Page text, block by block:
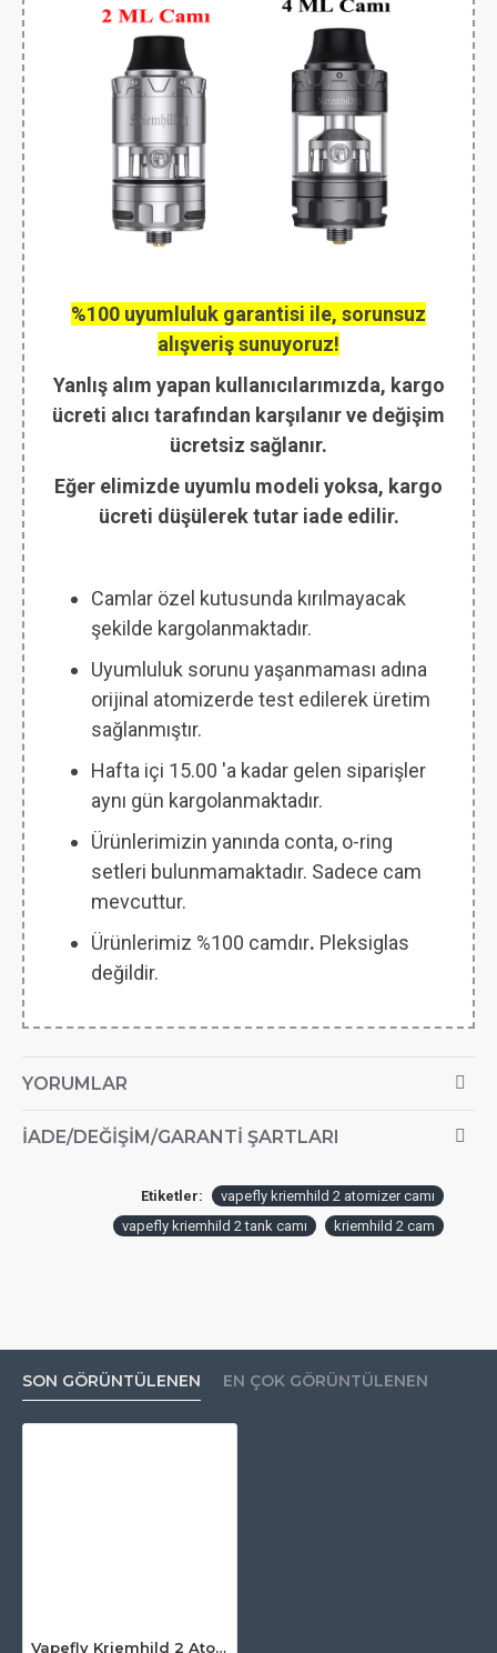
%100 uyumluluk garantisi ile, sorunsuz
alışveriş sunuyoruz!
Yanlış alım yapan kullanıcılarımızda, kargo
ücreti alıcı tarafından karşılanır ve değişim
ücretsiz sağlanır.
Eğer elimizde uyumlu modeli yoksa, kargo
ücreti düşülerek tutar iade edilir.
Camlar özel kutusunda kırılmayacak
şekilde kargolanmaktadır.
Uyumluluk sorunu yaşanmaması adına
orijinal atomizerde test edilerek üretim
sağlanmıştır.
Hafta içi 15.00 'a kadar gelen siparişler
aynı gün kargolanmaktadır.
Ürünlerimizin yanında conta, o-ring
setleri bulunmamaktadır. Sadece cam
mevcuttur.
Ürünlerimiz %100 camdır. Pleksiglas
değildir.
YORUMLAR
İADE/DEĞIŞIM/GARANTI ŞARTLARI
Etiketler:
vapefly kriemhild 2 atomizer camı
vapefly kriemhild 2 tank camı
kriemhild 2 cam
SON GÖRÜNTÜLENEN EN ÇOK GÖRÜNTÜLENEN
Vapefly Kriemhild 2 Atomizer Camı